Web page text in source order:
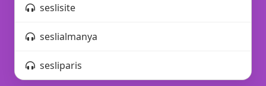
📶
seslisite
seslialmanya
sesliparis